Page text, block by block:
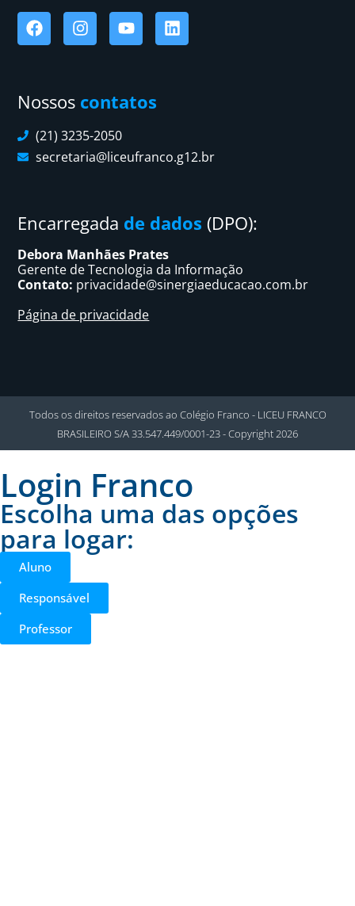
Nossos contatos
(21) 3235-2050
secretaria@liceufranco.g12.br
Encarregada de dados (DPO):
Debora Manhães Prates
Gerente de Tecnologia da Informação
Contato: privacidade@sinergiaeducacao.com.br
Página de privacidade
Todos os direitos reservados ao Colégio Franco - LICEU FRANCO
BRASILEIRO S/A 33.547.449/0001-23 - Copyright 2026
Login Franco
Escolha uma das opções
para logar:
Aluno
Responsável
Professor